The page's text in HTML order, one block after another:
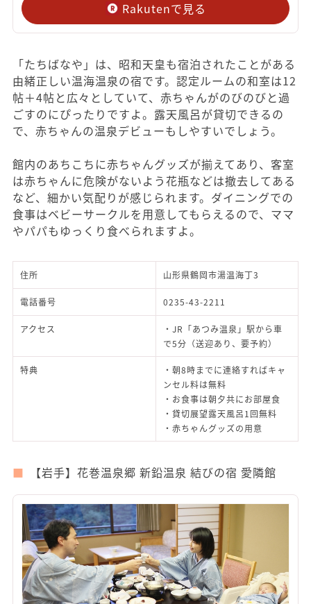
Rakutenで見る
「たちばなや」は、昭和天皇も宿泊されたことがある
由緒正しい温海温泉の宿です。認定ルームの和室は12
帖＋4帖と広々としていて、赤ちゃんがのびのびと過
ごすのにぴったりですよ。露天風呂が貸切できるの
で、赤ちゃんの温泉デビューもしやすいでしょう。
館内のあちこちに赤ちゃんグッズが揃えてあり、客室
は赤ちゃんに危険がないよう花瓶などは撤去してある
など、細かい気配りが感じられます。ダイニングでの
食事はベビーサークルを用意してもらえるので、ママ
やパパもゆっくり食べられますよ。
住所 山形県鶴岡市湯温海丁3
電話番号 0235-43-2211
アクセス
・JR「あつみ温泉」駅から車
で5分（送迎あり、要予約）
特典
・朝8時までに連絡すればキャ
ンセル料は無料
・お食事は朝夕共にお部屋食
・貸切展望露天風呂1回無料
・赤ちゃんグッズの用意
【岩手】花巻温泉郷 新鉛温泉 結びの宿 愛隣館